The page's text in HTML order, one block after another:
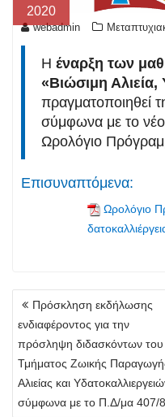
2020
webadmin
Η έναρξη των
«Βιώσιμη Αλιεία,
πραγματοποιηθεί
σύμφωνα με το
Ωρολόγιο
Επισυναπτόμενα:
Ωρολόγιο
Πλοήγηση
άρθρων
Πρόσκληση εκδήλωσης
ενδιαφέροντος για την
πρόσληψη διδασκόντων του
Τμήματος Zωικής
Αλιείας και
σύμφωνα με το Π.Δ/μα 407/